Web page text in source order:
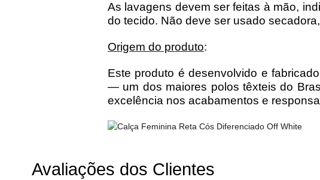
As lavagens devem ser feitas à mão,
do tecido. Não deve ser usado
Origem do produto:
Este produto é desenvolvido e
— um dos maiores polos têxteis do
excelência nos acabamentos e
Avaliações dos Clientes